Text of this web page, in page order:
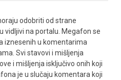
odobriti od strane
vidljivi na portalu. Megafon se
iznesenih u komentarima
Svi stavovi i mišljenja
i mišljenja isključivo onih koji
je u slučaju komentara koji